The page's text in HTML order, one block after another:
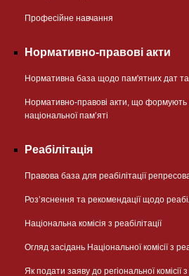
Професійне навчання
Нормативно-правові акти
Нормативна база щодо пам'ятних дат та
Нормативно-правові акти, що формують
національної памʼяті
Реабілітація
Правова база для реабілітації
Розʼяснення та рекомендації щодо
Національна комісія з реабілітації
Огляд засідань Національної комісії з
Як подати заяву до регіональної комісії з